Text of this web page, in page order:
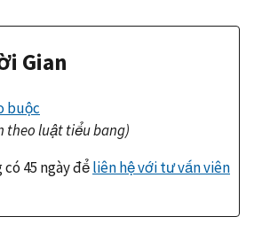
Gian
buộc
theo luật tiểu bang)
45 ngày đểliên hệ với tư vấn viên